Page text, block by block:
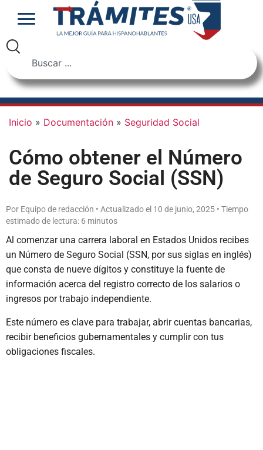
Inicio » Documentación » Seguridad Social
Cómo obtener el Número
de Seguro Social (SSN)
Por Equipo de redacción • Actualizado el 10 de junio, 2025 • Tiempo
estimado de lectura: 6 minutos
Al comenzar una carrera laboral en Estados Unidos recibes
un Número de Seguro Social (SSN, por sus siglas en inglés)
que consta de nueve dígitos y constituye la fuente de
información acerca del registro correcto de los salarios o
ingresos por trabajo independiente.
Este número es clave para trabajar, abrir cuentas bancarias,
recibir beneficios gubernamentales y cumplir con tus
obligaciones fiscales.